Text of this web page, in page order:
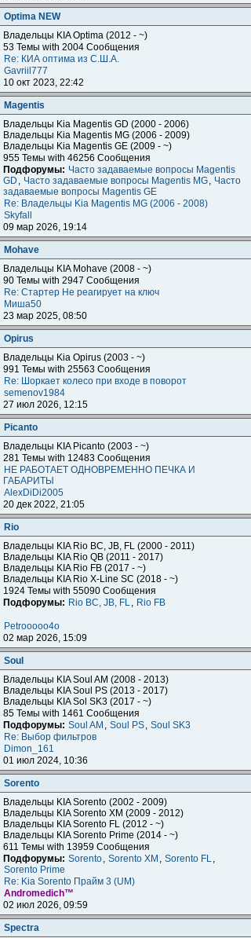
Optima NEW
Владельцы KIA Optima (2012 - ~)
53 Темы with 2004 Сообщения
Re: КИА оптима из С.Ш.А.
Gavriil777
10 окт 2023, 22:42
Magentis
Владельцы Kia Magentis GD (2000 - 2006)
Владельцы Kia Magentis MG (2006 - 2009)
Владельцы Kia Magentis GE (2009 - ~)
955 Темы with 46256 Сообщения
Подфорумы: Часто задаваемые вопросы Magentis
GD , Часто задаваемые вопросы Magentis MG, Часто
задаваемые вопросы Magentis GE
Re: Владельцы Kia Magentis MG (2006 - 2008)
Skyfall
09 мар 2026, 19:14
Mohave
Владельцы KIA Mohave (2008 - ~)
90 Темы with 2947 Сообщения
Re: Стартер Не реагирует на ключ
Миша50
23 мар 2025, 08:50
Opirus
Владельцы Kia Opirus (2003 - ~)
991 Темы with 25563 Сообщения
Re: Шоркает колесо при входе в поворот
semenov1984
27 июл 2026, 12:15
Piсanto
Владельцы KIA Piсanto (2003 - ~)
281 Темы with 12483 Сообщения
НЕ РАБОТАЕТ ОДНОВРЕМЕННО ПЕЧКА И
ГАБАРИТЫ
AlexDiDi2005
20 дек 2022, 21:05
Rio
Владельцы KIA Rio BC, JB, FL (2000 - 2011)
Владельцы KIA Rio QB (2011 - 2017)
Владельцы KIA Rio FB (2017 - ~)
Владельцы KIA Rio X-Line SC (2018 - ~)
1924 Темы with 55090 Сообщения
Подфорумы: Rio BC, JB, FL, Rio FB
Petrooooo4o
02 мар 2026, 15:09
Soul
Владельцы KIA Soul AM (2008 - 2013)
Владельцы KIA Soul PS (2013 - 2017)
Владельцы KIA Sol SK3 (2017 - ~)
85 Темы with 1461 Сообщения
Подфорумы: Soul AM , Soul PS, Soul SK3
Re: Выбор фильтров
Dimon_161
01 июл 2024, 10:36
Sorento
Владельцы KIA Sorento (2002 - 2009)
Владельцы KIA Sorento XM (2009 - 2012)
Владельцы KIA Sorento FL (2012 - ~)
Владельцы KIA Sorento Prime (2014 - ~)
611 Темы with 13959 Сообщения
Подфорумы: Sorento, Sorento XM , Sorento FL,
Sorento Prime
Re: Kia Sorento Прайм 3 (UM)
Andromedich™
02 июл 2026, 09:59
Spectra